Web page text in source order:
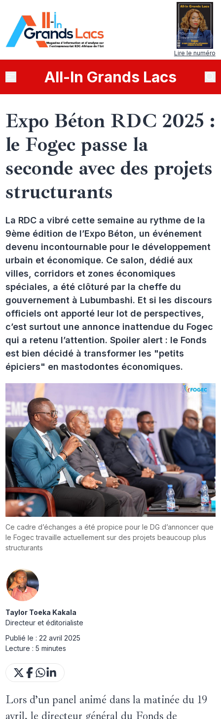
Lire le numéro
All-In Grands Lacs
Expo Béton RDC 2025 :
le Fogec passe la
seconde avec des projets
structurants
La RDC a vibré cette semaine au rythme de la
9ème édition de l’Expo Béton, un événement
devenu incontournable pour le développement
urbain et économique. Ce salon, dédié aux
villes, corridors et zones économiques
spéciales, a été clôturé par la cheffe du
gouvernement à Lubumbashi. Et si les discours
officiels ont apporté leur lot de perspectives,
c’est surtout une annonce inattendue du Fogec
qui a retenu l’attention. Spoiler alert : le Fonds
est bien décidé à transformer les "petits
épiciers" en mastodontes économiques.
Ce cadre d’échanges a été propice pour le DG d’annoncer que
le Fogec travaille actuellement sur des projets beaucoup plus
structurants
Taylor Toeka Kakala
Directeur et éditorialiste
Publié le :22 avril 2025
Lecture :5 minutes
Lors d’un panel animé dans la matinée du 19
avril, le directeur général du Fonds de